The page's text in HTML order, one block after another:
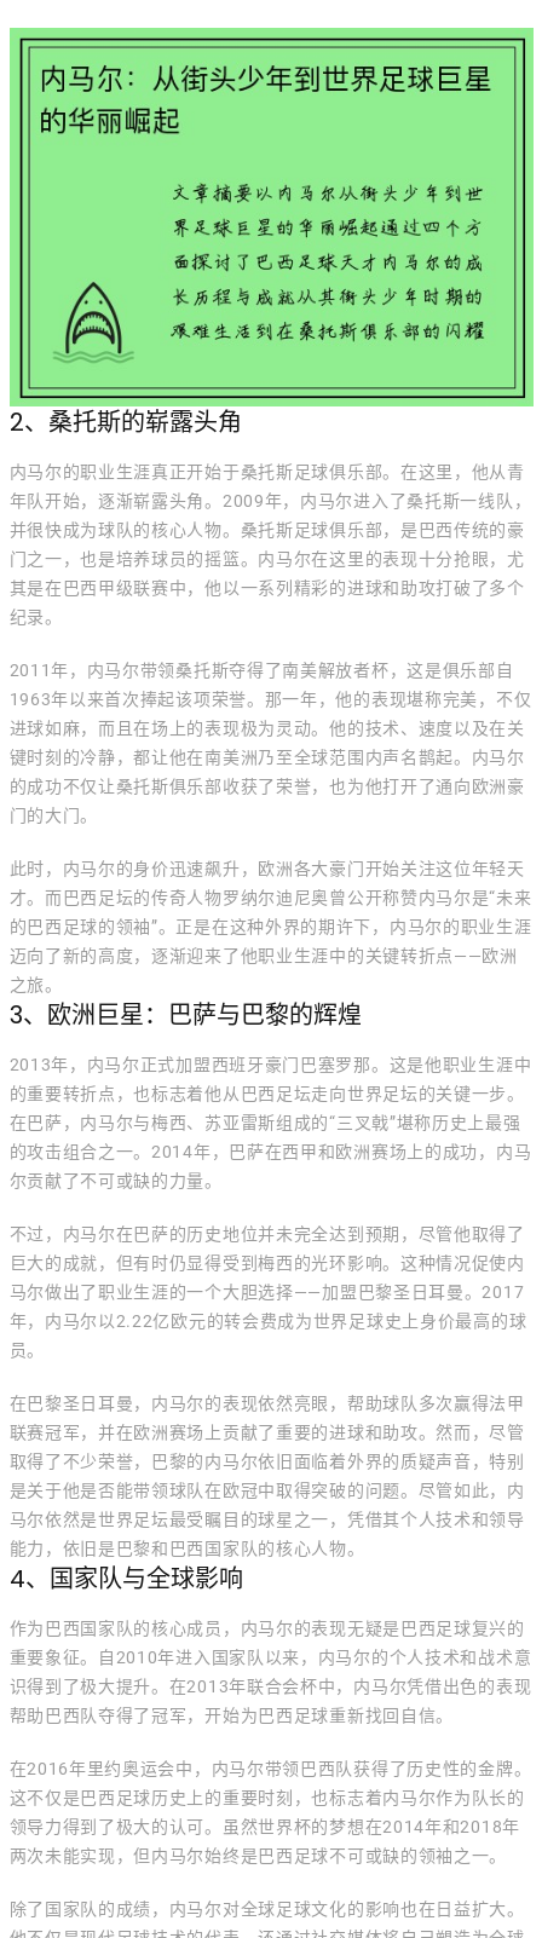
2、桑托斯的崭露头角
内马尔的职业生涯真正开始于桑托斯足球俱乐部。在这里，他从青
年队开始，逐渐崭露头角。2009年，内马尔进入了桑托斯一线队，
并很快成为球队的核心人物。桑托斯足球俱乐部，是巴西传统的豪
门之一，也是培养球员的摇篮。内马尔在这里的表现十分抢眼，尤
其是在巴西甲级联赛中，他以一系列精彩的进球和助攻打破了多个
纪录。
2011年，内马尔带领桑托斯夺得了南美解放者杯，这是俱乐部自
1963年以来首次捧起该项荣誉。那一年，他的表现堪称完美，不仅
进球如麻，而且在场上的表现极为灵动。他的技术、速度以及在关
键时刻的冷静，都让他在南美洲乃至全球范围内声名鹊起。内马尔
的成功不仅让桑托斯俱乐部收获了荣誉，也为他打开了通向欧洲豪
门的大门。
此时，内马尔的身价迅速飙升，欧洲各大豪门开始关注这位年轻天
才。而巴西足坛的传奇人物罗纳尔迪尼奥曾公开称赞内马尔是“未来
的巴西足球的领袖”。正是在这种外界的期许下，内马尔的职业生涯
迈向了新的高度，逐渐迎来了他职业生涯中的关键转折点——欧洲
之旅。
3、欧洲巨星：巴萨与巴黎的辉煌
2013年，内马尔正式加盟西班牙豪门巴塞罗那。这是他职业生涯中
的重要转折点，也标志着他从巴西足坛走向世界足坛的关键一步。
在巴萨，内马尔与梅西、苏亚雷斯组成的“三叉戟”堪称历史上最强
的攻击组合之一。2014年，巴萨在西甲和欧洲赛场上的成功，内马
尔贡献了不可或缺的力量。
不过，内马尔在巴萨的历史地位并未完全达到预期，尽管他取得了
巨大的成就，但有时仍显得受到梅西的光环影响。这种情况促使内
马尔做出了职业生涯的一个大胆选择——加盟巴黎圣日耳曼。2017
年，内马尔以2.22亿欧元的转会费成为世界足球史上身价最高的球
员。
在巴黎圣日耳曼，内马尔的表现依然亮眼，帮助球队多次赢得法甲
联赛冠军，并在欧洲赛场上贡献了重要的进球和助攻。然而，尽管
取得了不少荣誉，巴黎的内马尔依旧面临着外界的质疑声音，特别
是关于他是否能带领球队在欧冠中取得突破的问题。尽管如此，内
马尔依然是世界足坛最受瞩目的球星之一，凭借其个人技术和领导
能力，依旧是巴黎和巴西国家队的核心人物。
4、国家队与全球影响
作为巴西国家队的核心成员，内马尔的表现无疑是巴西足球复兴的
重要象征。自2010年进入国家队以来，内马尔的个人技术和战术意
识得到了极大提升。在2013年联合会杯中，内马尔凭借出色的表现
帮助巴西队夺得了冠军，开始为巴西足球重新找回自信。
在2016年里约奥运会中，内马尔带领巴西队获得了历史性的金牌。
这不仅是巴西足球历史上的重要时刻，也标志着内马尔作为队长的
领导力得到了极大的认可。虽然世界杯的梦想在2014年和2018年
两次未能实现，但内马尔始终是巴西足球不可或缺的领袖之一。
除了国家队的成绩，内马尔对全球足球文化的影响也在日益扩大。